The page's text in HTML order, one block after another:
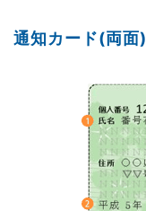
通知カード(両面)